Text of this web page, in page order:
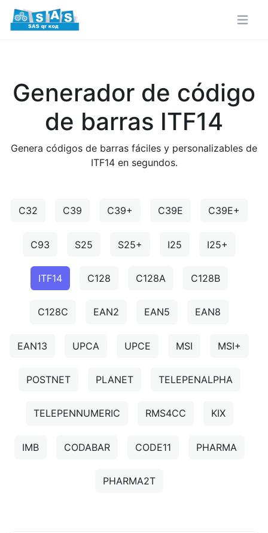
Generador de código
de barras ITF14
Genera códigos de barras fáciles y personalizables de
ITF14 en segundos.
C32 C39 C39+ C39E C39E+
C93 S25 S25+ I25 I25+
ITF14 C128 C128A C128B
C128C EAN2 EAN5 EAN8
EAN13 UPCA UPCE MSI MSI+
POSTNET PLANET TELEPENALPHA
TELEPENNUMERIC RMS4CC KIX
IMB CODABAR CODE11 PHARMA
PHARMA2T